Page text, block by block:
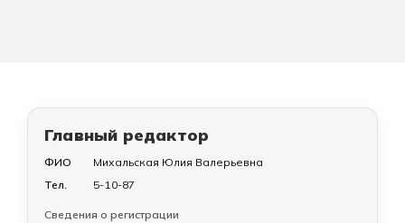
Главный редактор
ФИО
Михальская Юлия Валерьевна
Тел.
5-10-87
Сведения о регистрации